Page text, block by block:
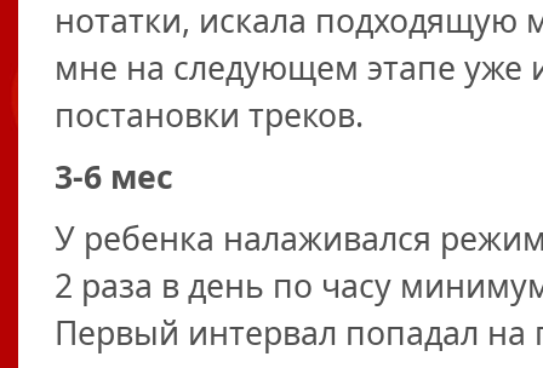
нотатки, искала подходящую
мне на следующем этапе уже
постановки треков.
3-6 мес
У ребенка налаживался
2 раза в день по часу
Первый интервал попадал на